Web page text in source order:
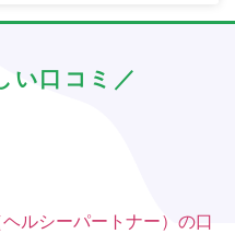
い口コミ／
ルシーパートナー）の口